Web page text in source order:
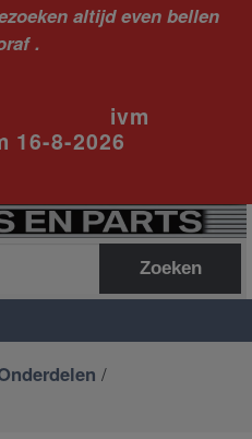
altijd even bellen
.
16-8-2026
Zoeken
/